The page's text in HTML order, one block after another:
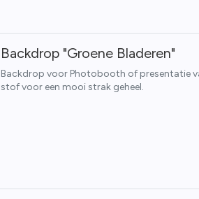
Backdrop "Groene Bladeren"
Backdrop voor Photobooth of presentatie
stof voor een mooi strak geheel.